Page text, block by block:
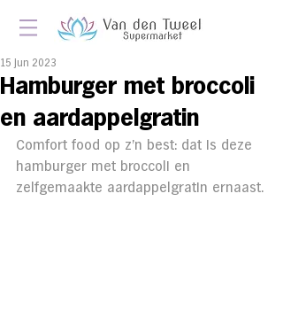
Hamburger met broccoli
en aardappelgratin
15 jun 2023
Comfort food op z'n best: dat is deze
hamburger met broccoli en
zelfgemaakte aardappelgratin ernaast.